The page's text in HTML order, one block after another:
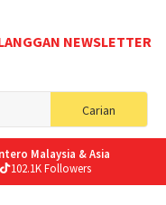
NEWSLETTER
Carian
for:
Malaysia & Asia
102.1K Followers